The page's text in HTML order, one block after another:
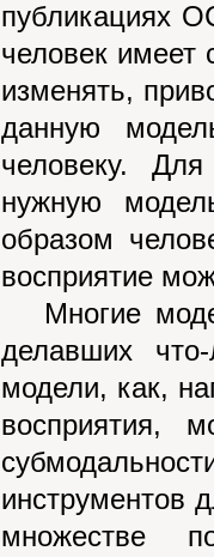
публикациях
человек имеет
изменять,
данную
человеку.
нужную
образом
восприятие
Многие
делавших
модели, как,
воспpиятия,
инстpyментов
множестве